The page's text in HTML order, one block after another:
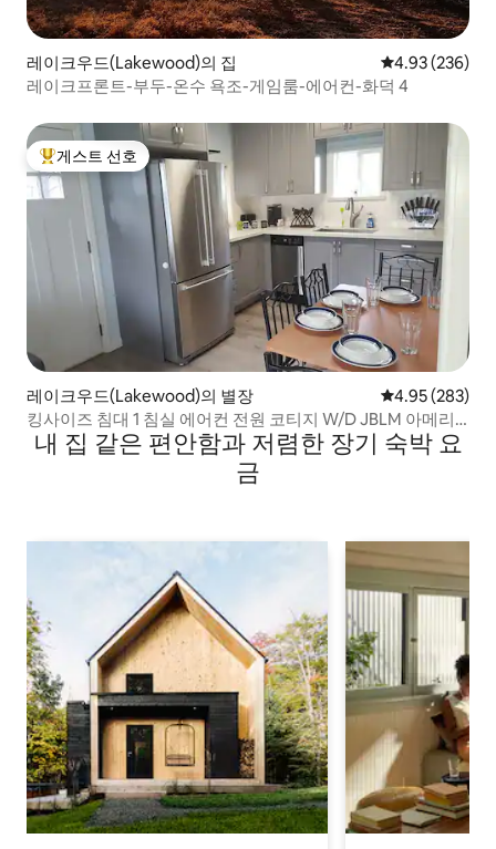
레이크우드(Lakewood)의 집 평점 4.93점(5
4.93 (236)
레이크프론트-부두-온수 욕조-게임룸-에어컨-화덕 4
상위 게스트 선호
게스트 선호
레이크우드(Lakewood)의 별장 평점 4.95점(5
4.95 (283)
킹사이즈 침대 1 침실 에어컨 전원 코티지 W/D JBLM 아메리
칸 레이크
내 집 같은 편안함과 저렴한 장기 숙박 요
금